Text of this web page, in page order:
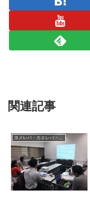
関連記事
ヨメレバ・カエレバ・ポチレバ